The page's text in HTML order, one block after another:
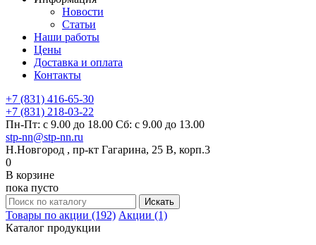
Новости
Статьи
Наши работы
Цены
Доставка и оплата
Контакты
+7 (831) 416-65-30
+7 (831) 218-03-22
Пн-Пт: с 9.00 до 18.00 Сб: с 9.00 до 13.00
stp-nn@stp-nn.ru
Н.Новгород , пр-кт Гагарина, 25 В, корп.3
0
В корзине
пока пусто
Товары по акции (192) Акции (1)
Каталог продукции